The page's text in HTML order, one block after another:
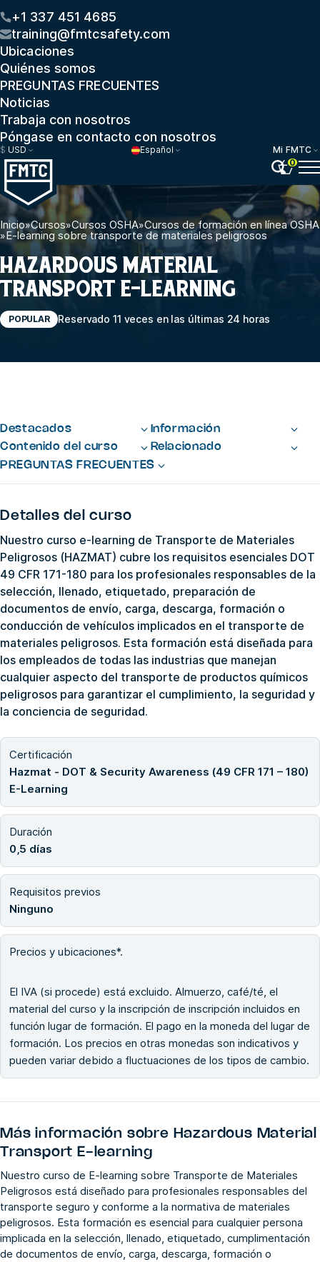
+1 337 451 4685
training@fmtcsafety.com
Ubicaciones
Quiénes somos
PREGUNTAS FRECUENTES
Noticias
Trabaja con nosotros
Póngase en contacto con nosotros
$ USD Español
Mi FMTC
0
Inicio»Cursos»Cursos OSHA»Cursos de formación en línea OSHA
»E-learning sobre transporte de materiales peligrosos
HAZARDOUS MATERIAL
TRANSPORT E-LEARNING
POPULAR Reservado 11 veces en las últimas 24 horas
Destacados
Información
Contenido del curso
Relacionado
PREGUNTAS FRECUENTES
Detalles del curso
Nuestro curso e-learning de Transporte de Materiales
Peligrosos (HAZMAT) cubre los requisitos esenciales DOT
49 CFR 171-180 para los profesionales responsables de la
selección, llenado, etiquetado, preparación de
documentos de envío, carga, descarga, formación o
conducción de vehículos implicados en el transporte de
materiales peligrosos. Esta formación está diseñada para
los empleados de todas las industrias que manejan
cualquier aspecto del transporte de productos químicos
peligrosos para garantizar el cumplimiento, la seguridad y
la conciencia de seguridad.
Certificación
Hazmat - DOT & Security Awareness (49 CFR 171 – 180)
E-Learning
Duración
0,5 días
Requisitos previos
Ninguno
Precios y ubicaciones*.
El IVA (si procede) está excluido. Almuerzo, café/té, el
material del curso y la inscripción de inscripción incluidos en
función lugar de formación. El pago en la moneda del lugar de
formación. Los precios en otras monedas son indicativos y
pueden variar debido a fluctuaciones de los tipos de cambio.
Más información sobre Hazardous Material
Transport E-learning
Nuestro curso de E-learning sobre Transporte de Materiales
Peligrosos está diseñado para profesionales responsables del
transporte seguro y conforme a la normativa de materiales
peligrosos. Esta formación es esencial para cualquier persona
implicada en la selección, llenado, etiquetado, cumplimentación
de documentos de envío, carga, descarga, formación o